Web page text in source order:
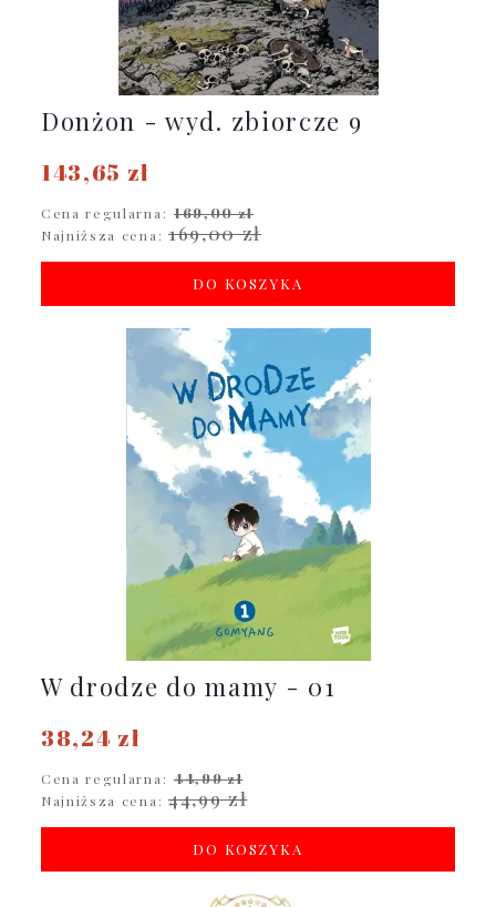
Donżon - wyd. zbiorcze 9
143,65 zł
Cena regularna: 169,00 zł
Najniższa cena: 169,00 zł
DO KOSZYKA
W drodze do mamy - 01
38,24 zł
Cena regularna: 44,99 zł
Najniższa cena: 44,99 zł
DO KOSZYKA